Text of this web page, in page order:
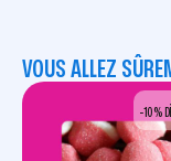
VOUS ALLEZ
-10 %